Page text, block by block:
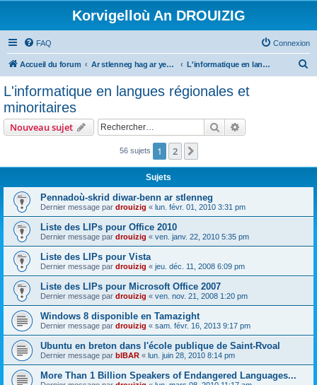
Korvigelloù An DROUIZIG
FAQ Connexion
Accueil du forum Ar stlenneg hag ar yezhoù bihan er bed a-bezh L'informatique en langues régionales et minoritaires
c
r
L'informatique en langues régionales et
minoritaires
Nouveau sujet Rechercher
56 sujets 1 2
Sujets
Pennadoù-skrid diwar-benn ar stlenneg
Dernier message par drouizig « lun. févr. 01, 2010 3:31 pm
Liste des LIPs pour Office 2010
Dernier message par drouizig « ven. janv. 22, 2010 5:35 pm
Liste des LIPs pour Vista
Dernier message par drouizig « jeu. déc. 11, 2008 6:09 pm
Liste des LIPs pour Microsoft Office 2007
Dernier message par drouizig « ven. nov. 21, 2008 1:20 pm
Windows 8 disponible en Tamazight
Dernier message par drouizig « sam. févr. 16, 2013 9:17 pm
Ubuntu en breton dans l'école publique de Saint-Rvoal
Dernier message par bIBAR « lun. juin 28, 2010 8:14 pm
More Than 1 Billion Speakers of Endangered Languages...